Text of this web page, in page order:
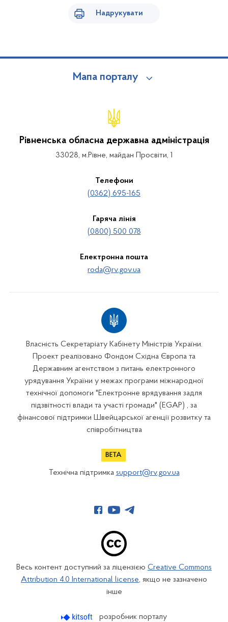
Надрукувати
Мапа порталу
Рівненська обласна державна адміністрація
33028, м.Рівне, майдан Просвіти, 1
Телефони
(0362) 695-165
Гаряча лінія
(0800) 500 078
Електронна пошта
roda@rv.gov.ua
Власність Секретаріату Кабінету Міністрів України.
Проект реалізовано Фондом Східна Європа та
Державним агентством з питань електронного
урядування України у межах програми міжнародної
технічної допомоги "Електронне врядування задля
підзвітності влади та участі громади" (EGAP) , за
фінансової підтримки Швейцарської агенції розвитку та
співробітництва
Технічна підтримка support@rv.gov.ua
Весь контент доступний за ліцензією Creative Commons
Attribution 4.0 International license, якщо не зазначено
інше
розробник порталу